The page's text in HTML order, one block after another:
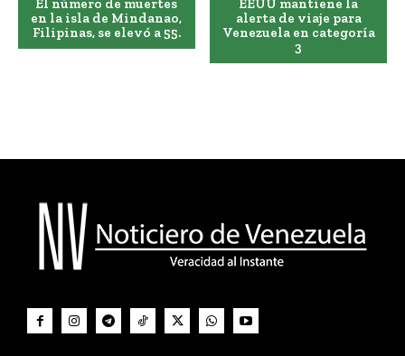
El número de muertes
en la isla de Mindanao,
Filipinas, se elevó a 55.
EEUU mantiene la
alerta de viaje para
Venezuela en categoría
3